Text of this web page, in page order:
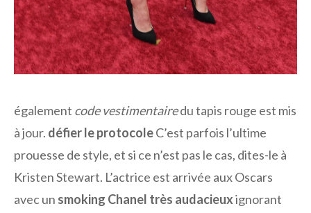
également code vestimentairedu tapis rouge est mis
à jour. défier le protocoleC’est parfois l’ultime
prouesse de style, et si ce n’est pas le cas, dites-le à
Kristen Stewart. L’actrice est arrivée aux Oscars
avec un smoking Chanel très audacieuxignorant